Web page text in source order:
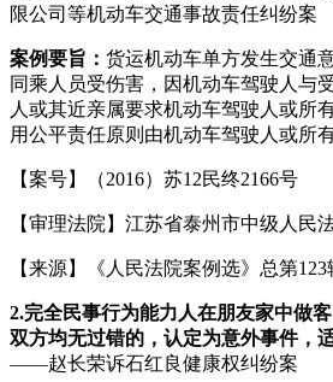
限公司等机动车交通事故责任纠纷案
案例要旨： 货运机动车单方发生交通
同乘人员受伤害，因机动车驾驶人与
人或其近亲属要求机动车驾驶人或所
用公平责任原则由机动车驾驶人或所
【案号】（2016）苏12民终2166号
【审理法院】江苏省泰州市中级人民
【来源】《人民法院案例选》总第123
2.完全民事行为能力人在朋友家中做
双方均无过错的，认定为意外事件，
——赵长荣诉石红良健康权纠纷案